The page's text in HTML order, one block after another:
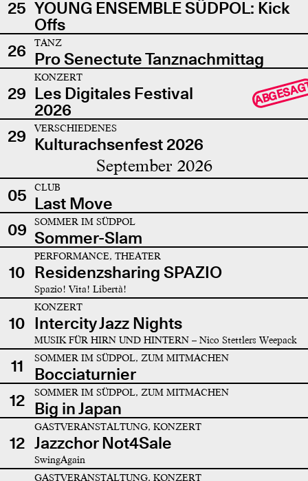
25 YOUNG ENSEMBLE SÜDPOL: Kick
Offs
26
TANZ
Pro Senectute Tanznachmittag
29
KONZERT
Les Digitales Festival
2026
29 VERSCHIEDENES
Kulturachsenfest 2026
September 2026
05 CLUB
Last Move
09
SOMMER IM SÜDPOL
Sommer-Slam
10
PERFORMANCE, THEATER
Residenzsharing SPAZIO
Spazio! Vita! Libertà!
10
KONZERT
Intercity Jazz Nights
MUSIK FÜR HIRN UND HINTERN – Nico Stettlers Weepack
11 SOMMER IM SÜDPOL, ZUM MITMACHEN
Bocciaturnier
12
SOMMER IM SÜDPOL, ZUM MITMACHEN
Big in Japan
12
GASTVERANSTALTUNG, KONZERT
Jazzchor Not4Sale
SwingAgain
GASTVERANSTALTUNG, KONZERT